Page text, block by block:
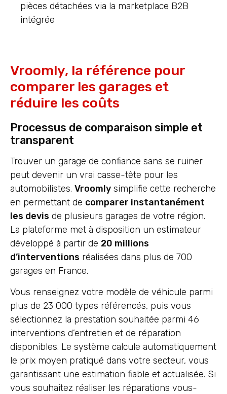
pièces détachées via la marketplace B2B
intégrée
Vroomly, la référence pour
comparer les garages et
réduire les coûts
Processus de comparaison simple et
transparent
Trouver un garage de confiance sans se ruiner
peut devenir un vrai casse-tête pour les
automobilistes. Vroomly simplifie cette recherche
en permettant de comparer instantanément
les devis de plusieurs garages de votre région.
La plateforme met à disposition un estimateur
développé à partir de 20 millions
d’interventions réalisées dans plus de 700
garages en France.
Vous renseignez votre modèle de véhicule parmi
plus de 23 000 types référencés, puis vous
sélectionnez la prestation souhaitée parmi 46
interventions d’entretien et de réparation
disponibles. Le système calcule automatiquement
le prix moyen pratiqué dans votre secteur, vous
garantissant une estimation fiable et actualisée. Si
vous souhaitez réaliser les réparations vous-